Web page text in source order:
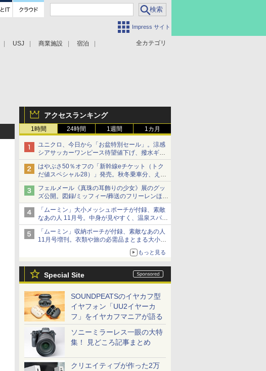
Impress サイト
全カテゴリ
USJ 商業施設 宿泊
アクセスランキング
1時間 24時間 1週間 1カ月
ユニクロ、今日から「お盆特別セール」。涼感
シアサッカーワンピース待望値下げ、撥水ギア
ショーツは1990円に
はやぶさ50％オフの「新幹線eチケット（トク
だ値スペシャル28）」発売。秋冬乗車分、えき
ねっと限定
フェルメール《真珠の耳飾りの少女》展のグッ
ズ公開。図録/ミッフィー/葬送のフリーレンほ
か、注目ブランドコラボが実現
「ムーミン」大小メッシュポーチが付録、素敵
なあの人 11月号。中身が見やすく、温泉スパに
も使える
「ムーミン」収納ポーチが付録、素敵なあの人
11月号増刊。衣類や旅の必需品まとまる大小2
もっと見る
Special Site
SOUNDPEATSのイヤカフ型
イヤフォン「UU2イヤーカ
フ」をイヤカフマニアが語る
ソニーミラーレス一眼の大特
集！ 見どころ記事まとめ
クリエイティブが作った2万